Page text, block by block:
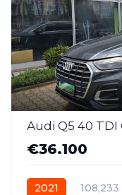
€36.100
2021